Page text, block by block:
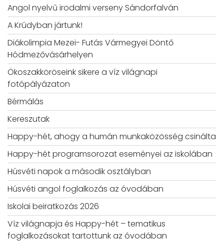
Angol nyelvű irodalmi verseny Sándorfalván
A Krúdyban jártunk!
Diákolimpia Mezei- Futás Vármegyei Döntő
Hódmezővásárhelyen
Ökoszakköröseink sikere a víz világnapi
fotópályázaton
Bérmálás
Kereszutak
Happy-hét, ahogy a humán munkaközösség csinálta
Happy-hét programsorozat eseményei az iskolában
Húsvéti napok a második osztályban
Húsvéti angol foglalkozás az óvodában
Iskolai beiratkozás 2026
Víz világnapja és Happy-hét – tematikus
foglalkozásokat tartottunk az óvodában